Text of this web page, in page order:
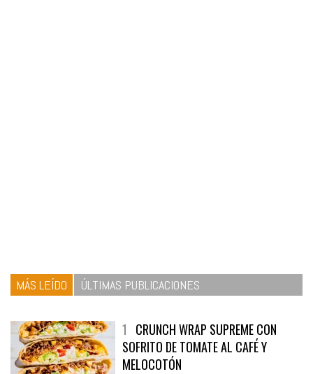
MÁS LEÍDO ÚLTIMAS PUBLICACIONES
1 CRUNCH WRAP SUPREME CON
SOFRITO DE TOMATE AL CAFÉ Y
MELOCOTÓN